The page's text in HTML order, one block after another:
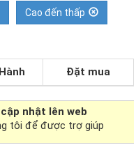
Cao đến thấp
Hành Đặt mua
nhật lên web
tôi để được trợ giúp